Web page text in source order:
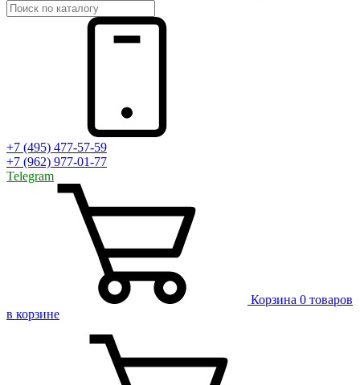
+7 (495) 477-57-59
+7 (962) 977-01-77
Telegram
Корзина 0 товаров
в корзине